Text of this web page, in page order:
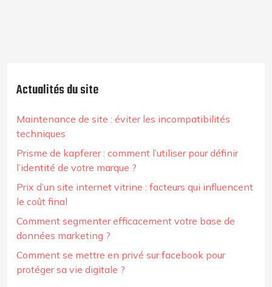
Actualités du site
Maintenance de site : éviter les incompatibilités
techniques
Prisme de kapferer : comment l’utiliser pour définir
l’identité de votre marque ?
Prix d’un site internet vitrine : facteurs qui influencent
le coût final
Comment segmenter efficacement votre base de
données marketing ?
Comment se mettre en privé sur facebook pour
protéger sa vie digitale ?